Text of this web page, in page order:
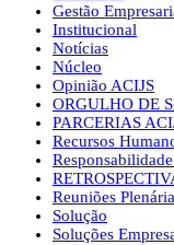
Gestão
Institucional
Notícias
Núcleo
Opinião ACIJS
ORGULHO DE
PARCERIAS
Recursos
Reuniões
Solução
Soluções